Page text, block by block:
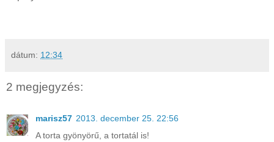
dátum: 12:34
2 megjegyzés:
marisz57 2013. december 25. 22:56
A torta gyönyörű, a tortatál is!